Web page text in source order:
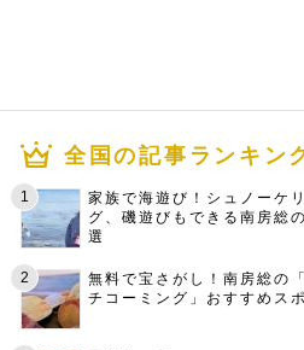
全国の記事ランキン
家族で海遊び！シュノーケ
グ、磯遊びもできる南房総
選
無料で宝さがし！南房総の
チコーミング」おすすめス